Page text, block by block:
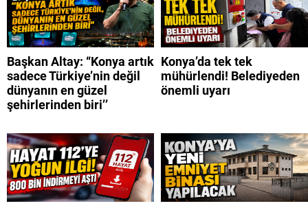
Başkan Altay: “Konya artık
sadece Türkiye’nin değil
dünyanın en güzel
şehirlerinden biri’’
Konya’da tek tek
mühürlendi! Belediyeden
önemli uyarı